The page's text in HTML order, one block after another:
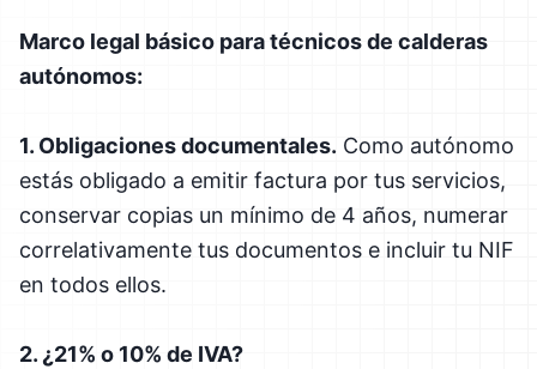
Marco legal básico para técnicos de calderas
autónomos:
1. Obligaciones documentales. Como autónomo
estás obligado a emitir factura por tus servicios,
conservar copias un mínimo de 4 años, numerar
correlativamente tus documentos e incluir tu NIF
en todos ellos.
2. ¿21% o 10% de IVA?